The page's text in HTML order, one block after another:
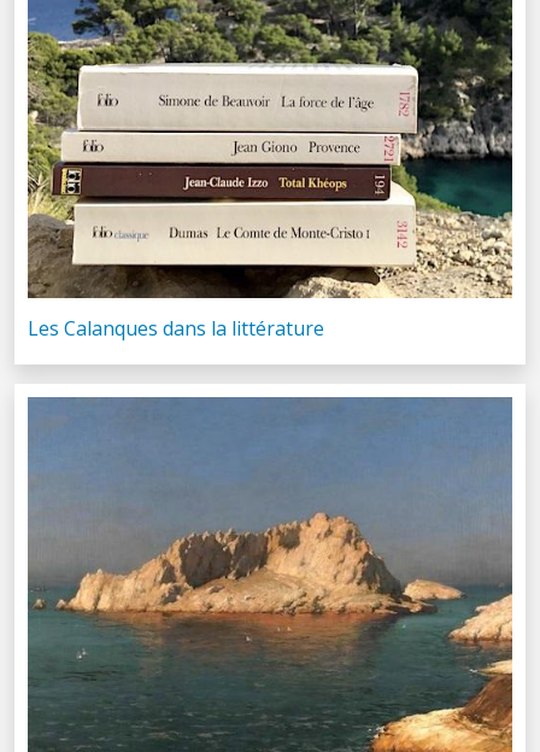
Les Calanques dans la littérature